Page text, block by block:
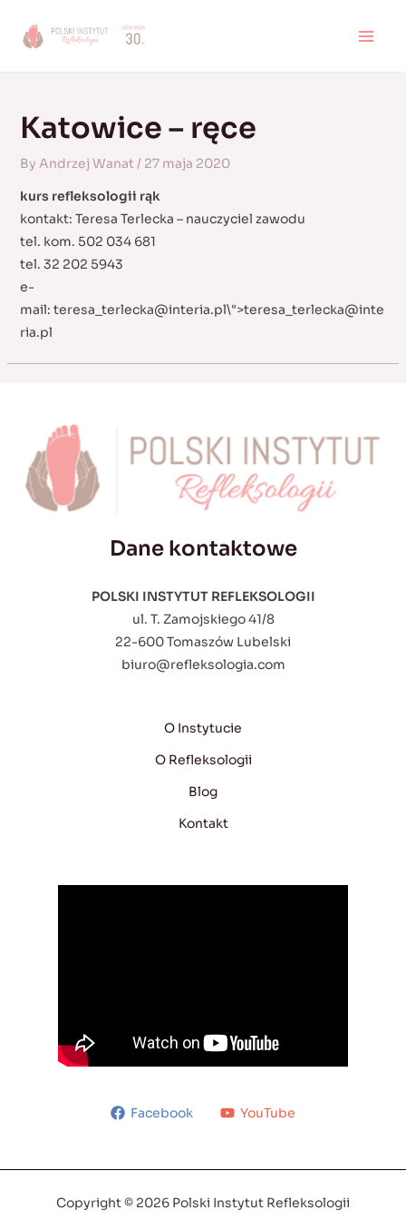
Katowice – ręce
By Andrzej Wanat/ 27 maja 2020
kurs refleksologii rąk
kontakt: Teresa Terlecka – nauczyciel zawodu
tel. kom. 502 034 681
tel. 32 202 5943
e-
mail: teresa_terlecka@interia.pl\">teresa_terlecka@inte
ria.pl
Dane kontaktowe
POLSKI INSTYTUT REFLEKSOLOGII
ul. T. Zamojskiego 41/8
22-600 Tomaszów Lubelski
biuro@refleksologia.com
O Instytucie
O Refleksologii
Blog
Kontakt
Facebook YouTube
Copyright © 2026 Polski Instytut Refleksologii